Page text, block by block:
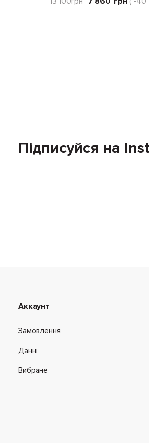
Підписуйся на
Аккаунт
Замовлення
Данні
Вибране